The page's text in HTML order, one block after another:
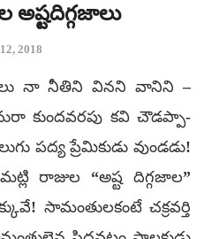
అష్టదిగ్గజాలు
2018
నా నీతిని వినని వానిని –
కుందవరపు కవి చౌడప్పా-
పద్య ప్రేమికుడు వుండడు!
రాజుల “అష్ట దిగ్గజాల”
సామంతులకంటే చక్రవర్తి